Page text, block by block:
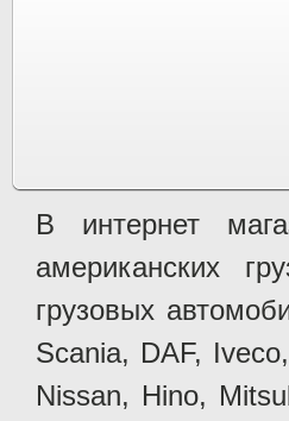
В интернет
американских
грузовых
Scania, DAF,
Nissan, Hino,